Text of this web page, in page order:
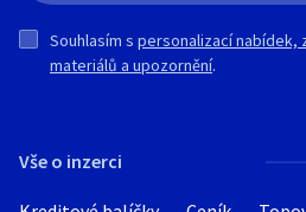
Vše o inzerci
Souhlasím s personalizací nabídek,
materiálů a upozornění.